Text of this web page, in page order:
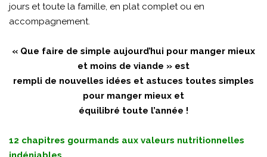
jours et toute la famille, en plat complet ou en
accompagnement.
« Que faire de simple aujourd’hui pour manger mieux
et moins de viande » est
rempli de nouvelles idées et astuces toutes simples
pour manger mieux et
équilibré toute l’année !
12 chapitres gourmands aux valeurs nutritionnelles